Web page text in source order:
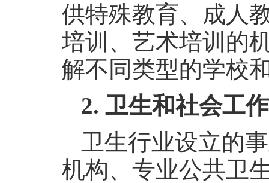
供特殊教育、成人
培训、艺术培训的
解不同类型的学校
2. 卫生和社会工作
卫生行业设立的
机构、专业公共卫